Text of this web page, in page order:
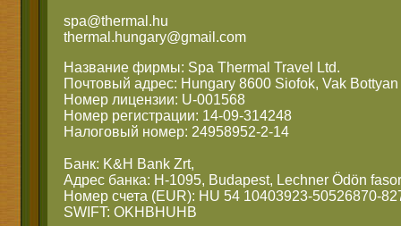
spa@thermal.hu
thermal.hungary@gmail.com
Название фирмы: Spa Thermal Travel Ltd.
Почтовый адрес: Hungary 8600 Siofok, Vak Bottyan
Номер лицензии: U-001568
Номер регистрации: 14-09-314248
Налоговый номер: 24958952-2-14
Банк: K&H Bank Zrt,
Адрес банка: H-1095, Budapest, Lechner Ödön
Номер счета (EUR): HU 54 10403923-50526870-
SWIFT: OKHBHUHB